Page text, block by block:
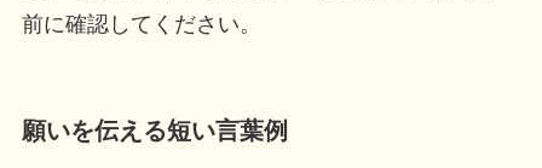
前に確認してください。
願いを伝える短い言葉例